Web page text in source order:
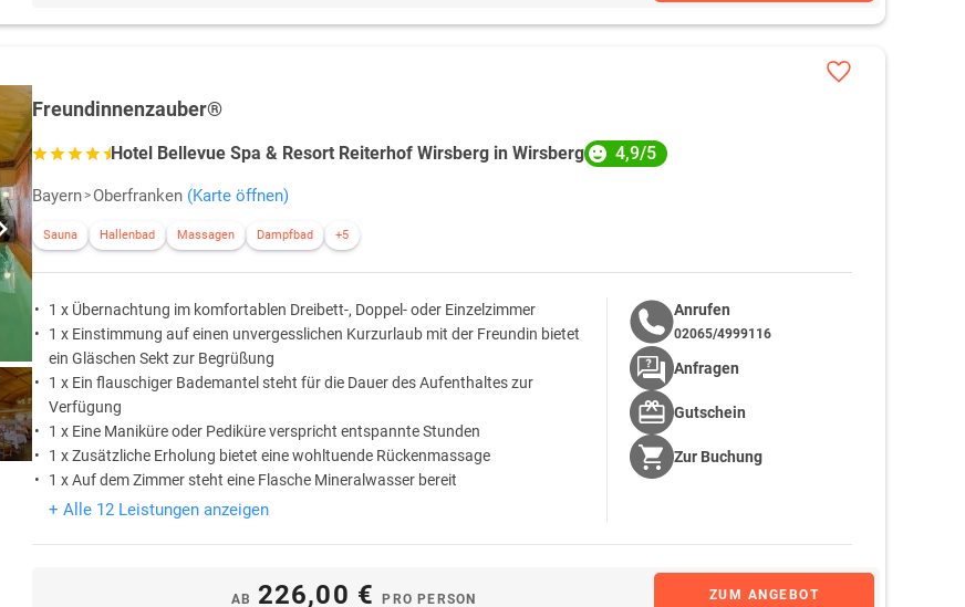
Freundinnenzauber®
Hotel Bellevue Spa & Resort Reiterhof Wirsberg in Wirsberg 4,9/5
Bayern Oberfranken (Karte öffnen)
Sauna Hallenbad Massagen Dampfbad +5
1 x Übernachtung im komfortablen Dreibett-, Doppel- oder Einzelzimmer
1 x Einstimmung auf einen unvergesslichen Kurzurlaub mit der Freundin bietet
ein Gläschen Sekt zur Begrüßung
1 x Ein flauschiger Bademantel steht für die Dauer des Aufenthaltes zur
Verfügung
1 x Eine Maniküre oder Pediküre verspricht entspannte Stunden
1 x Zusätzliche Erholung bietet eine wohltuende Rückenmassage
1 x Auf dem Zimmer steht eine Flasche Mineralwasser bereit
+ Alle 12 Leistungen anzeigen
AB 226,00 €PRO PERSON ZUM ANGEBOT
Anrufen
02065/4999116
Anfragen
Gutschein
Zur Buchung